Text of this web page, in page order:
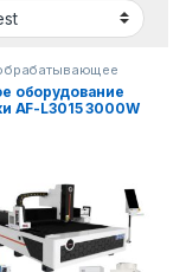
оборудование
AF-L3015 3000W